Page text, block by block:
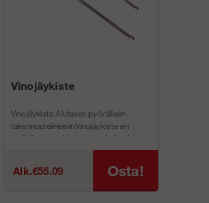
Vinojäykiste
Vinojäykiste Alufasen pyörällisiin
rakennustelineisiinVinojäykiste eri
malleille espanjalaisesta valmistajalta
Alk.€55.09 Osta!